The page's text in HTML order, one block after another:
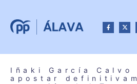
Iñaki García Calvo
apostar